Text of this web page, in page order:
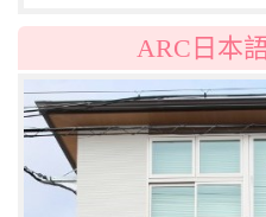
ARC日本